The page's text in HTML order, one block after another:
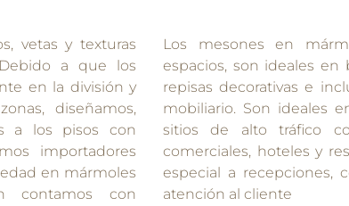
vetas y texturas
a que los
en la división y
diseñamos,
a los pisos con
importadores
en mármoles
contamos con
Los mesones en
espacios, son ideales en
repisas decorativas e
mobiliario. Son ideales
sitios de alto tráfico
comerciales, hoteles y
especial a recepciones,
atención al cliente